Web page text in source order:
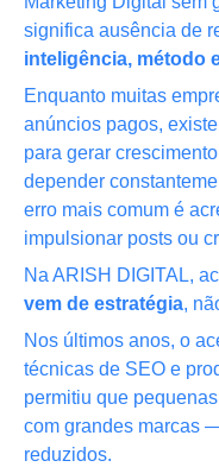
significa ausência de
inteligência, método
Enquanto muitas
anúncios pagos,
para gerar
depender
erro mais comum é
impulsionar posts ou
Na ARISH DIGITAL,
vem de estratégia,
Nos últimos anos, o
técnicas de SEO e
permitiu que
com grandes marcas
reduzidos.